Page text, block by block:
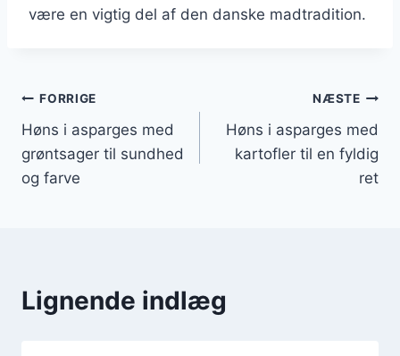
være en vigtig del af den danske madtradition.
Indlægsnavigation
FORRIGE
Høns i asparges med
grøntsager til sundhed
og farve
NÆSTE
Høns i asparges med
kartofler til en fyldig
ret
Lignende indlæg